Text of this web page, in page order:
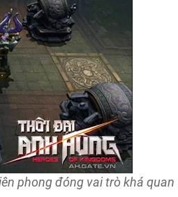
phong đóng vai trò khá quan